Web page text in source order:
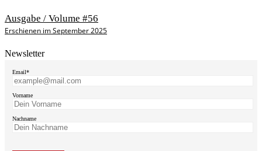
Ausgabe / Volume #56
Erschienen im September 2025
Newsletter
Email*
Vorname
Nachname